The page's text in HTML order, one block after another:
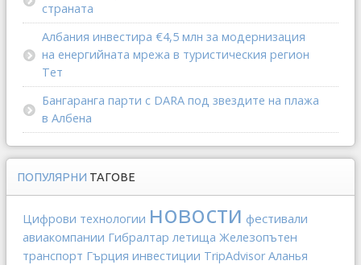
страната
Албания инвестира €4,5 млн за модернизация
на енергийната мрежа в туристическия регион
Тет
Бангаранга парти с DARA под звездите на плажа
в Албена
ПОПУЛЯРНИ ТАГОВЕ
Цифрови технологии новости фестивали
авиакомпании Гибралтар летища Железопътен
транспорт Гърция инвестиции TripAdvisor Аланья